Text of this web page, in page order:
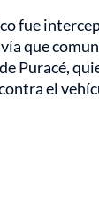
fue
que
Puracé,
el